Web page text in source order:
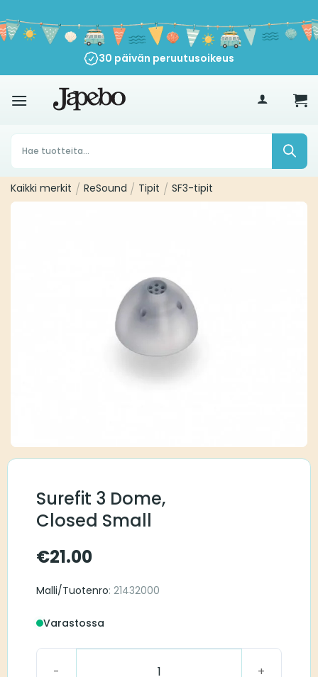
sisältöön
€35
30 päivän peruutusoikeus
Products
search
Kaikki merkit / ReSound / Tipit / SF3-tipit
Surefit 3 Dome,
Closed Small
€21.00
Malli/Tuotenro: 21432000
Varastossa
Surefit 3 Dome, Closed Small määrä